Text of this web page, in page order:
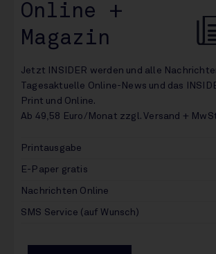
Online +
Magazin
Jetzt INSIDER werden und alle
Tagesaktuelle Online-News und das
Print und Online.
Ab 49,58 Euro/Monat zzgl. Versand +
Printausgabe
E-Paper gratis
Nachrichten Online
SMS Service (auf Wunsch)